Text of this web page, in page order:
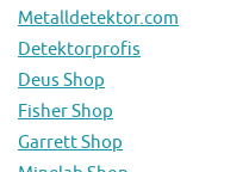
Metalldetektor.com
Detektorprofis
Deus Shop
Fisher Shop
Garrett Shop